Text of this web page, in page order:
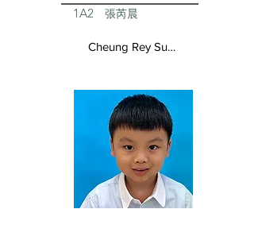
1A2 張芮晨
Cheung Rey Sun Vivienne